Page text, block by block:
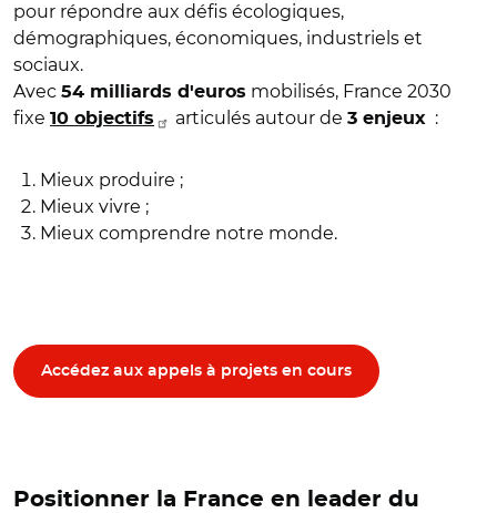
pour répondre aux défis écologiques,
démographiques, économiques, industriels et
sociaux.
Avec 54 milliards d'euros mobilisés, France 2030
fixe 10 objectifs articulés autour de 3 enjeux :
Mieux produire ;
Mieux vivre ;
Mieux comprendre notre monde.
Accédez aux appels à projets en cours
Positionner la France en leader du